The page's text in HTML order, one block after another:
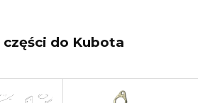
części do Kubota